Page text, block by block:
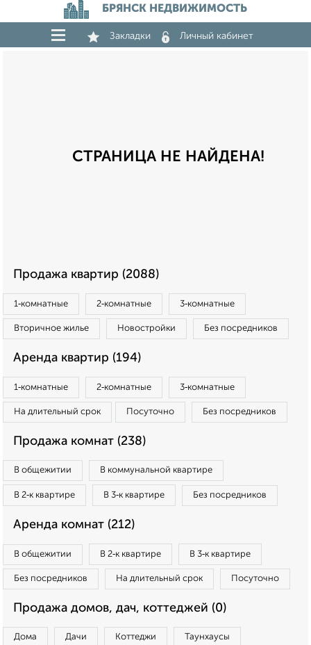
БРЯНСК НЕДВИЖИМОСТЬ
Закладки Личный кабинет
СТРАНИЦА НЕ НАЙДЕНА!
Продажа квартир (2088)
1‑комнатные 2‑комнатные 3‑комнатные
Вторичное жилье Новостройки Без посредников
Аренда квартир (194)
1‑комнатные 2‑комнатные 3‑комнатные
На длительный срок Посуточно Без посредников
Продажа комнат (238)
В общежитии В коммунальной квартире
В 2‑к квартире В 3‑к квартире Без посредников
Аренда комнат (212)
В общежитии В 2‑к квартире В 3‑к квартире
Без посредников На длительный срок Посуточно
Продажа домов, дач, коттеджей (0)
Дома Дачи Коттеджи Таунхаусы